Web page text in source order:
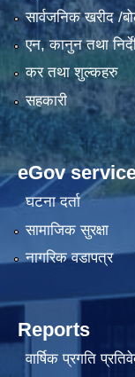
सार्वजनिक खरीद /
एन, कानुन तथा
कर तथा शुल्कहरु
सहकारी
eGov
घटना दर्ता
सामाजिक सुरक्षा
नागरिक वडापत्र
Reports
वार्षिक प्रगति